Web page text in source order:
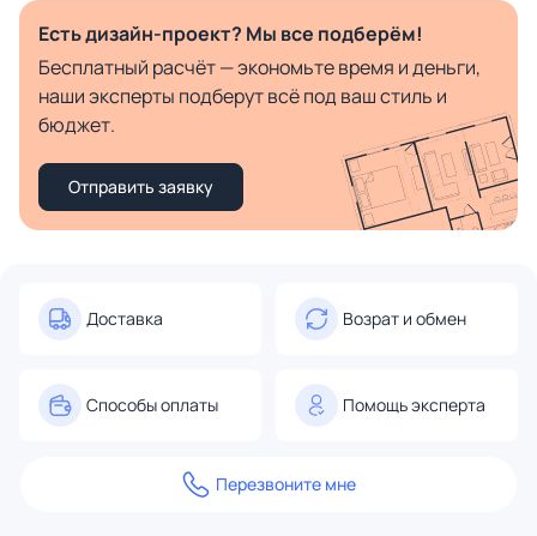
Есть дизайн-проект? Мы все подберём!
Бесплатный расчёт — экономьте время и деньги,
наши эксперты подберут всё под ваш стиль и
бюджет.
Отправить заявку
Доставка Возрат и обмен
Способы оплаты Помощь эксперта
Перезвоните мне